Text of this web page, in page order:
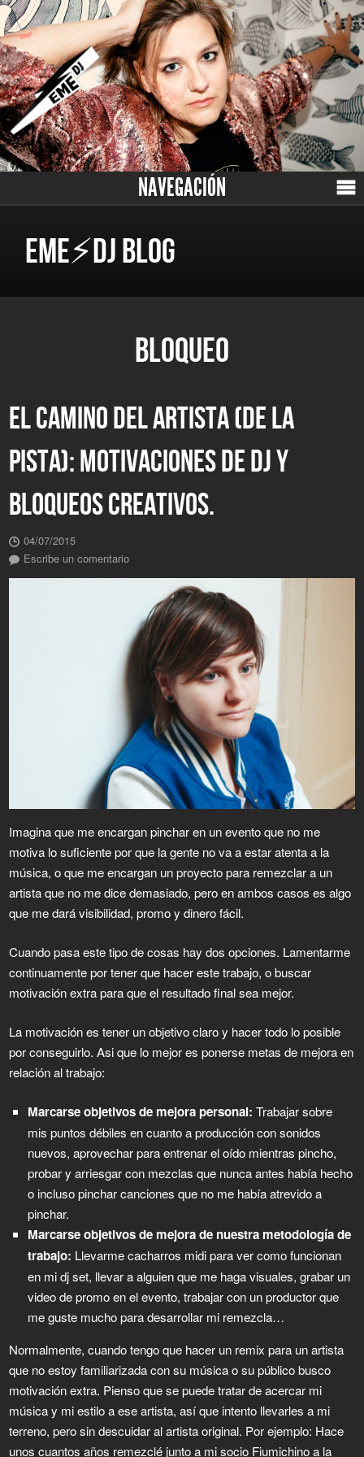
NAVEGACIÓN
EME⚡DJ BLOG
BLOQUEO
EL CAMINO DEL ARTISTA (DE LA
PISTA): MOTIVACIONES DE DJ Y
BLOQUEOS CREATIVOS.
04/07/2015
Escribe un comentario
Imagina que me encargan pinchar en un evento que no me
motiva lo suficiente por que la gente no va a estar atenta a la
música, o que me encargan un proyecto para remezclar a un
artista que no me dice demasiado, pero en ambos casos es algo
que me dará visibilidad, promo y dinero fácil.
Cuando pasa este tipo de cosas hay dos opciones. Lamentarme
continuamente por tener que hacer este trabajo, o buscar
motivación extra para que el resultado final sea mejor.
La motivación es tener un objetivo claro y hacer todo lo posible
por conseguirlo. Asi que lo mejor es ponerse metas de mejora en
relación al trabajo:
Marcarse objetivos de mejora personal: Trabajar sobre
mis puntos débiles en cuanto a producción con sonidos
nuevos, aprovechar para entrenar el oído mientras pincho,
probar y arriesgar con mezclas que nunca antes había hecho
o incluso pinchar canciones que no me había atrevido a
pinchar.
Marcarse objetivos de mejora de nuestra metodología de
trabajo: Llevarme cacharros midi para ver como funcionan
en mi dj set, llevar a alguien que me haga visuales, grabar un
video de promo en el evento, trabajar con un productor que
me guste mucho para desarrollar mi remezcla…
Normalmente, cuando tengo que hacer un remix para un artista
que no estoy familiarizada con su música o su público busco
motivación extra. Pienso que se puede tratar de acercar mi
música y mi estilo a ese artista, así que intento llevarles a mi
terreno, pero sin descuidar al artista original. Por ejemplo: Hace
unos cuantos años remezclé junto a mi socio Fiumichino a la